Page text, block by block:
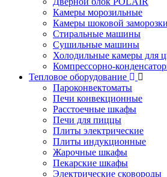
Камеры морозильные
Камеры шоковой заморозки
Стиральные машины
Сушильные машины
Холодильные камеры для
Компрессорно-
Тепловое оборудование
Пароконвектоматы
Печи конвекционные
Расстоечные шкафы
Печи для пиццы
Плиты электрические
Плиты индукционные
Жарочные шкафы
Пекарские шкафы
Электрические сковороды